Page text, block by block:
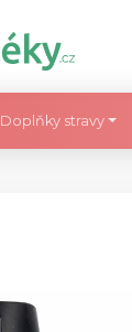
Doplňky stravy